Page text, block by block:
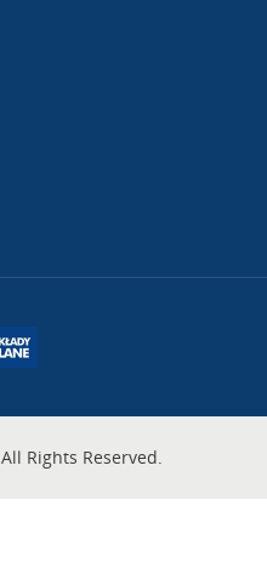
All Rights Reserved.